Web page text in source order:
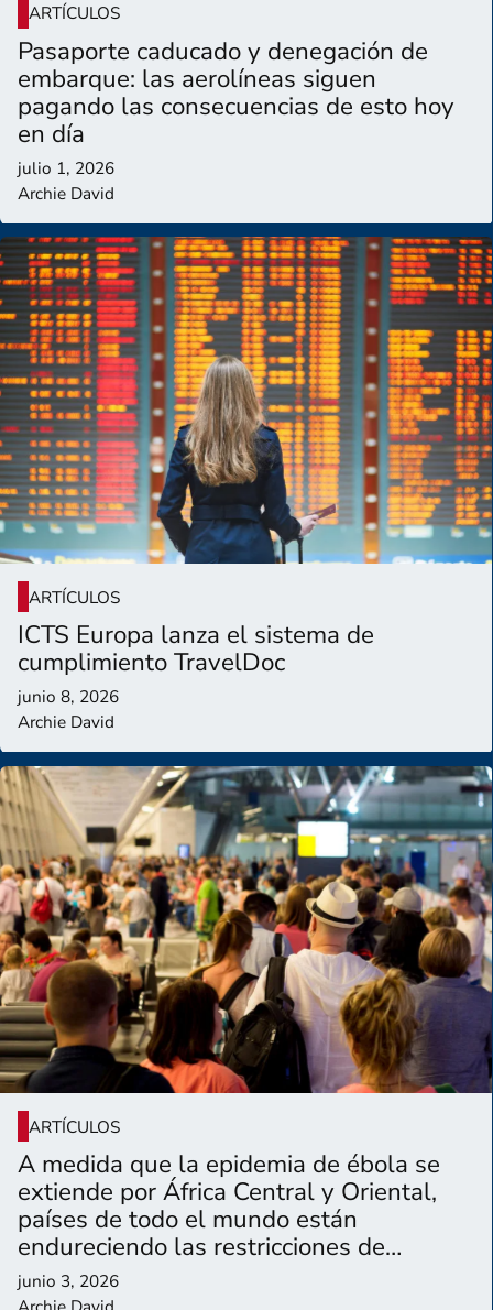
ARTÍCULOS
Pasaporte caducado y denegación de
embarque: las aerolíneas siguen
pagando las consecuencias de esto hoy
en día
julio 1, 2026
Archie David
ARTÍCULOS
ICTS Europa lanza el sistema de
cumplimiento TravelDoc
junio 8, 2026
Archie David
ARTÍCULOS
A medida que la epidemia de ébola se
extiende por África Central y Oriental,
países de todo el mundo están
endureciendo las restricciones de
entrada a sus ciudadanos.
junio 3, 2026